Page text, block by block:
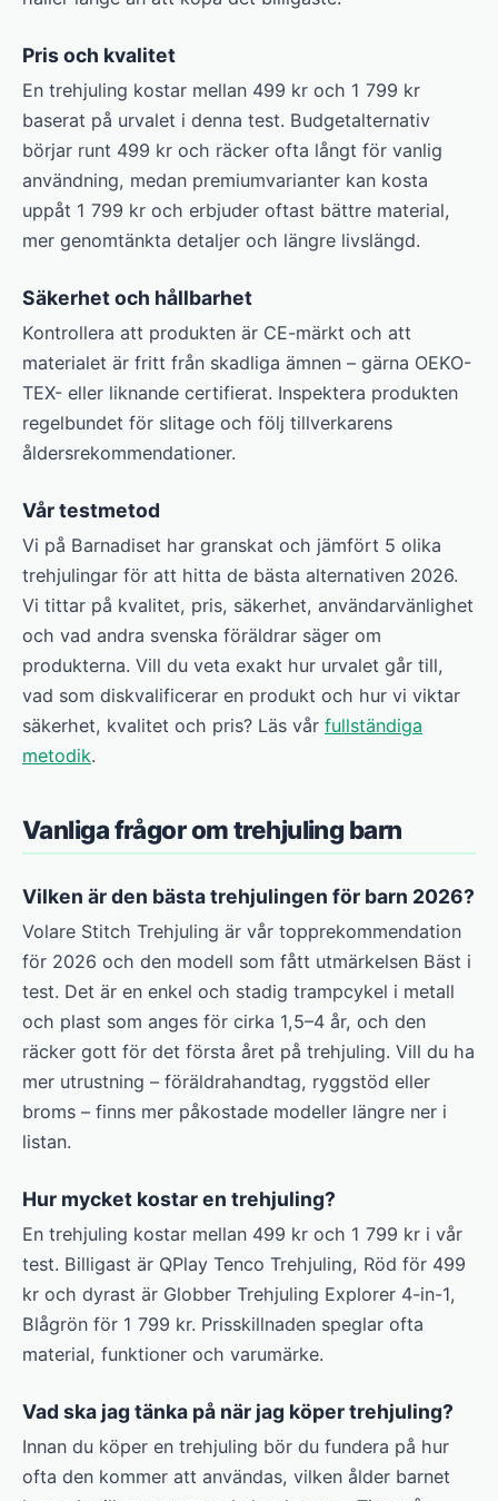
Pris och kvalitet
En trehjuling kostar mellan 499 kr och 1 799 kr
baserat på urvalet i denna test. Budgetalternativ
börjar runt 499 kr och räcker ofta långt för vanlig
användning, medan premiumvarianter kan kosta
uppåt 1 799 kr och erbjuder oftast bättre material,
mer genomtänkta detaljer och längre livslängd.
Säkerhet och hållbarhet
Kontrollera att produkten är CE-märkt och att
materialet är fritt från skadliga ämnen – gärna OEKO-
TEX- eller liknande certifierat. Inspektera produkten
regelbundet för slitage och följ tillverkarens
åldersrekommendationer.
Vår testmetod
Vi på Barnadiset har granskat och jämfört 5 olika
trehjulingar för att hitta de bästa alternativen 2026.
Vi tittar på kvalitet, pris, säkerhet, användarvänlighet
och vad andra svenska föräldrar säger om
produkterna. Vill du veta exakt hur urvalet går till,
vad som diskvalificerar en produkt och hur vi viktar
säkerhet, kvalitet och pris? Läs vår fullständiga
metodik.
Vanliga frågor om trehjuling barn
Vilken är den bästa trehjulingen för barn 2026?
Volare Stitch Trehjuling är vår topprekommendation
för 2026 och den modell som fått utmärkelsen Bäst i
test. Det är en enkel och stadig trampcykel i metall
och plast som anges för cirka 1,5–4 år, och den
räcker gott för det första året på trehjuling. Vill du ha
mer utrustning – föräldrahandtag, ryggstöd eller
broms – finns mer påkostade modeller längre ner i
listan.
Hur mycket kostar en trehjuling?
En trehjuling kostar mellan 499 kr och 1 799 kr i vår
test. Billigast är QPlay Tenco Trehjuling, Röd för 499
kr och dyrast är Globber Trehjuling Explorer 4-in-1,
Blågrön för 1 799 kr. Prisskillnaden speglar ofta
material, funktioner och varumärke.
Vad ska jag tänka på när jag köper trehjuling?
Innan du köper en trehjuling bör du fundera på hur
ofta den kommer att användas, vilken ålder barnet